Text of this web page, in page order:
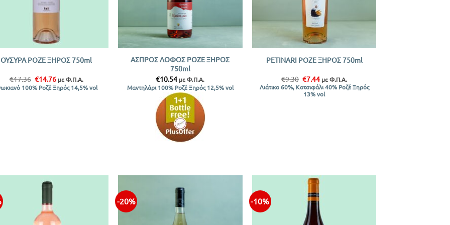
ΟΥΣΥΡΑ ΡΟΖΕ ΞΗΡΟΣ 750ml
€17.36 Original
price
was:
€14.76Η
τρέχουσα
τιμή
με Φ.Π.Α.
100% Ροζέ Ξηρός 14,5% vol
ΑΣΠΡΟΣ ΛΟΦΟΣ ΡΟΖΕ ΞΗΡΟΣ
750ml
€10.54 με Φ.Π.Α.
Μαντηλάρι 100% Ροζέ Ξηρός 12,5% vol
PETINARI ΡΟΖΕ ΞΗΡΟΣ 750ml
€9.30 Original
price
was:
€9.30.
€7.44Η
τρέχουσα
τιμή
είναι:
με Φ.Π.Α.
Λιάτικο 60%, Κοτσιφάλι 40% Ροζέ Ξηρός
13% vol
-20% -10%